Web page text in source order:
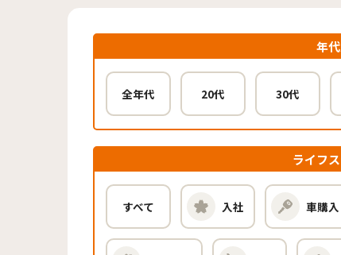
年
全年代 20代 30代
ライフ
すべて 入社 車購入